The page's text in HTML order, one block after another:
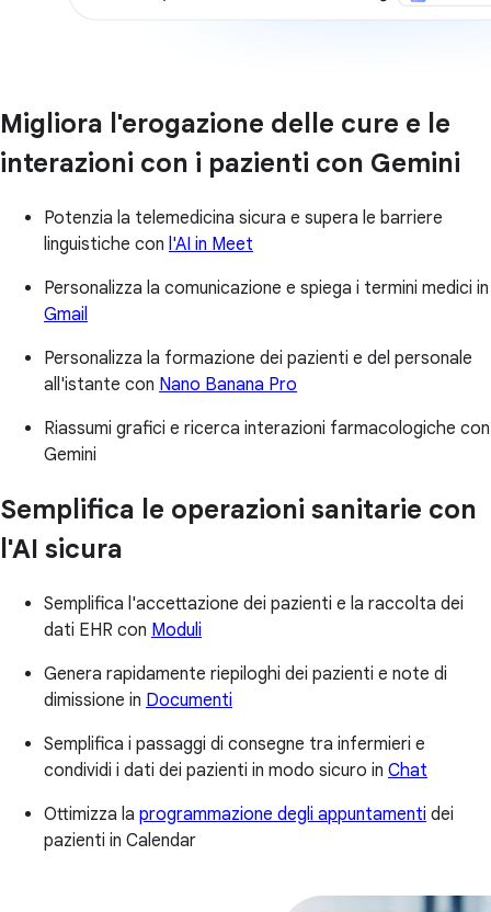
Migliora l'erogazione delle cure e le
interazioni con i pazienti con Gemini
Potenzia la telemedicina sicura e supera le barriere
linguistiche con l'AI in Meet
Personalizza la comunicazione e spiega i termini medici in
Gmail
Personalizza la formazione dei pazienti e del personale
all'istante con Nano Banana Pro
Riassumi grafici e ricerca interazioni farmacologiche con
Gemini
Semplifica le operazioni sanitarie con
l'AI sicura
Semplifica l'accettazione dei pazienti e la raccolta dei
dati EHR con Moduli
Genera rapidamente riepiloghi dei pazienti e note di
dimissione in Documenti
Semplifica i passaggi di consegne tra infermieri e
condividi i dati dei pazienti in modo sicuro in Chat
Ottimizza la programmazione degli appuntamenti dei
pazienti in Calendar